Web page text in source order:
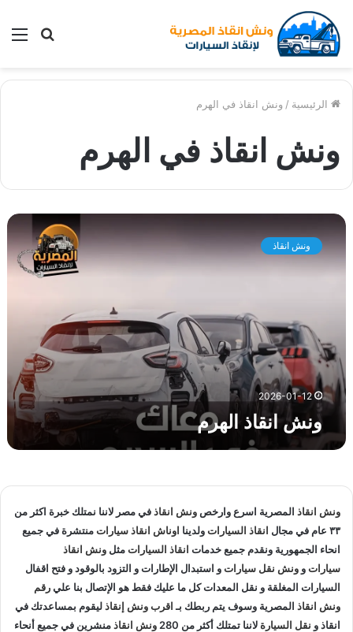
بحث
الرئيسية / ونش انقاذ في الهرم
ونش انقاذ في الهرم
و
ل
ه
ر
ونش انقاذ
2026-01-12
ونش انقاذ الهرم
ونش انقاذ المصرية اسرع وارخص ونش انقاذفي مصر لاننا نمتلك خبرة اكثر من
٣٣ عام في مجال
انقاذ السياراتولدينا اوناش انقاذ سياراتمنتشرة في جميع
انحاء الجمهورية ونقدم جميع خدمات انقاذ السياراتمثل ونش انقاذ
سياراتو ونش نقل سياراتو استبدال الإطارات و التزود بالوقود و فتح اقفال
السيارات المغلقة و نقل المعدات كل ما عليك فقط هو الإتصال بنا عليرقم
ونش انقاذ المصرية وسوف يتم ربطك بـ اقرب ونش إنقاذليقوم بمساعدتك في
انقاذ و نقل السيارة لاننا تمتلك أكثر من 280 ونش انقاذمنشرين في جميع أنحاء